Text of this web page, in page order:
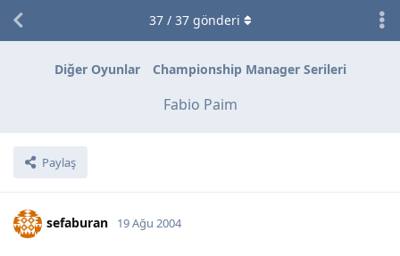
Diğer Oyunlar Championship Manager Serileri
Fabio Paim
Paylaş
37/ 37gönderi
sefaburan 19 Ağu 2004